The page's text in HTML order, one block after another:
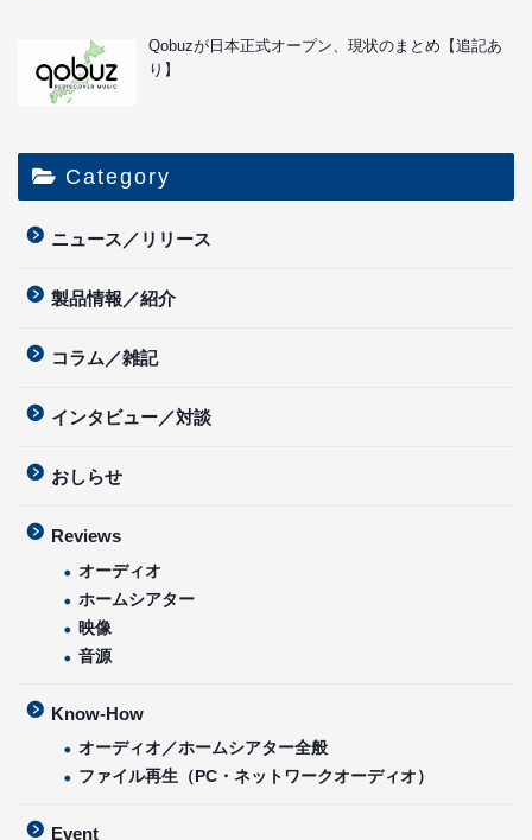
Qobuzが日本正式オープン、現状のまとめ【追記あ
り】
Category
ニュース／リリース
製品情報／紹介
コラム／雑記
インタビュー／対談
おしらせ
Reviews
オーディオ
ホームシアター
映像
音源
Know-How
オーディオ／ホームシアター全般
ファイル再生（PC・ネットワークオーディオ）
Event